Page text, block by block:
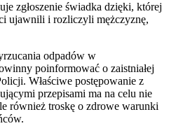
zgłoszenie świadka dzięki, której
ujawnili i rozliczyli mężczyznę,
odpadów w
poinformować o zaistniałej
Właściwe postępowanie z
przepisami ma na celu nie
również troskę o zdrowe warunki